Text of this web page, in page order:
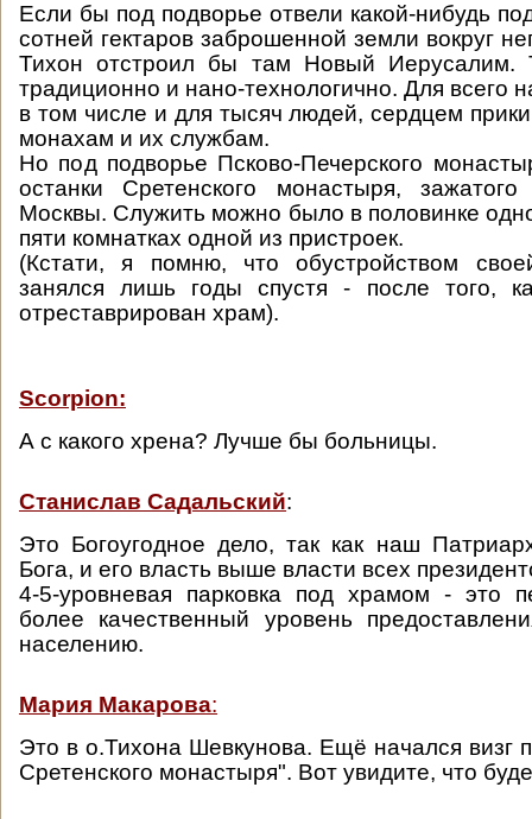
Если бы под подворье отвели какой-нибудь
сотней гектаров заброшенной земли вокруг
Тихон отстроил бы там Новый
традиционно и нано-технологично. Для всего
в том числе и для тысяч людей, сердцем
монахам и их службам.
Но под подворье Псково-Печерского
останки Сретенского монастыря,
Москвы. Служить можно было в половинке
пяти комнатках одной из пристроек.
(Кстати, я помню, что обустройством
занялся лишь годы спустя - после того,
отреставрирован храм).
Scorpion:
А с какого хрена? Лучше бы больницы.
Станислав Садальский:
Это Богоугодное дело, так как наш
Бога, и его власть выше власти всех
4-5-уровневая парковка под храмом - это
более качественный уровень
населению.
Мария Макарова:
Это в о.Тихона Шевкунова. Ещё начался визг
Сретенского монастыря". Вот увидите, что